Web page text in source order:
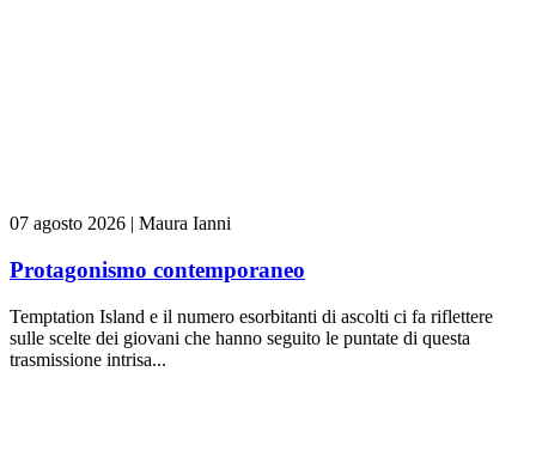
07 agosto 2026 | Maura Ianni
Protagonismo contemporaneo
Temptation Island e il numero esorbitanti di ascolti ci fa riflettere
sulle scelte dei giovani che hanno seguito le puntate di questa
trasmissione intrisa...